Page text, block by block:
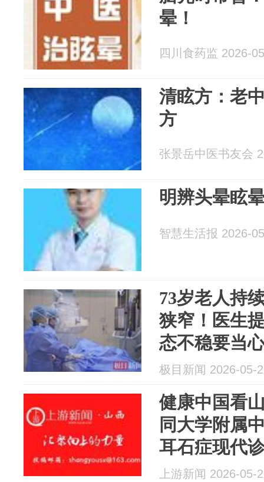
晕！
四川食药监 2026-
清眩方：老
方
张景岳中医书友会
明辨头晕眩
智慧生活报 2026-
73岁老人持
狭窄！医生
态不稳要当
极目新闻 2026-05-
健康中国看
同大学附属
耳石症现代
上游新闻 2026-05-